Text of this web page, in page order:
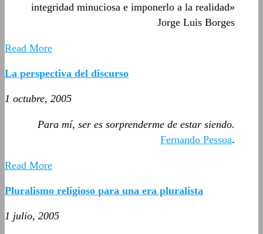
integridad minuciosa e imponerlo a la realidad»
Jorge Luis Borges
Read More
La perspectiva del discurso
1 octubre, 2005
Para mí, ser es sorprenderme de estar siendo.
Fernando Pessoa.
Read More
Pluralismo religioso para una era pluralista
1 julio, 2005